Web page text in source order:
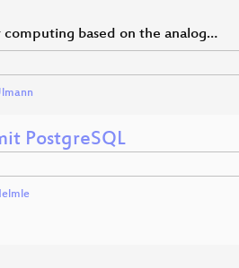
based on the analog…
PostgreSQL